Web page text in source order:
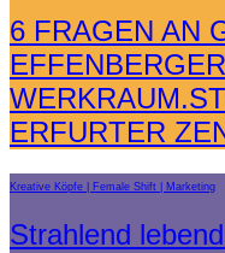
6 FRAGEN AN
ERFURTER
Kreative Köpfe Female Shift Marketing
Strahlend